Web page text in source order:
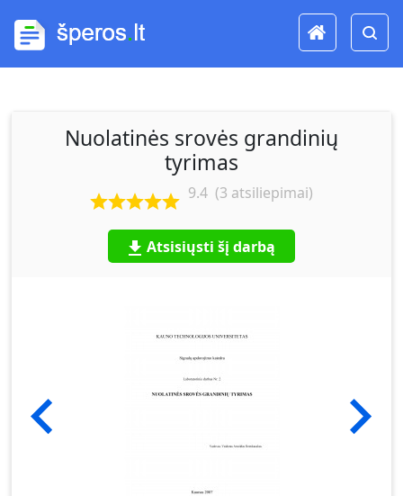
Nuolatinės srovės grandinių
tyrimas
9.4 (3 atsiliepimai)
Atsisiųsti šį darbą